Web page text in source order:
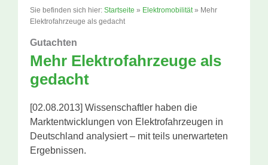
Sie befinden sich hier: Startseite » Elektromobilität» Mehr
Elektrofahrzeuge als gedacht
Gutachten
Mehr Elektrofahrzeuge als
gedacht
[02.08.2013] Wissenschaftler haben die
Marktentwicklungen von Elektrofahrzeugen in
Deutschland analysiert – mit teils unerwarteten
Ergebnissen.